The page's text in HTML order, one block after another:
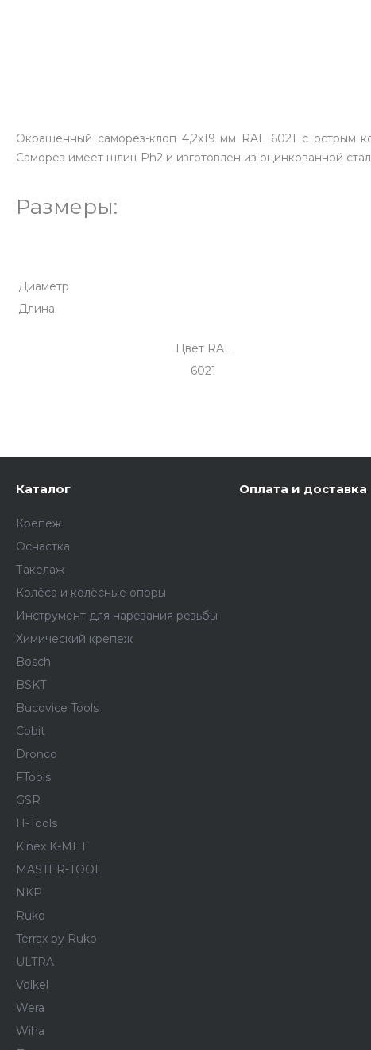
Окрашенный саморез-клоп 4,2х19 мм RAL 6021 с острым
Саморез имеет шлиц Ph2 и изготовлен из оцинкованной
Размеры:
Диаметр
Длина
Цвет RAL
6021
Каталог
Крепеж
Оснастка
Такелаж
Колёса и колëсные опоры
Инструмент для нарезания резьбы
Химический крепеж
Bosch
BSKT
Bucovice Tools
Cobit
Dronco
FTools
GSR
H-Tools
Kinex K-MET
MASTER-TOOL
NKP
Ruko
Terrax by Ruko
ULTRA
Volkel
Wera
Wiha
Оплата и доставка